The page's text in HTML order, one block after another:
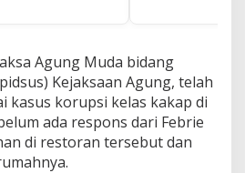
Agung Muda bidang
Kejaksaan Agung, telah
kasus korupsi kelas kakap di
ada respons dari Febrie
di restoran tersebut dan